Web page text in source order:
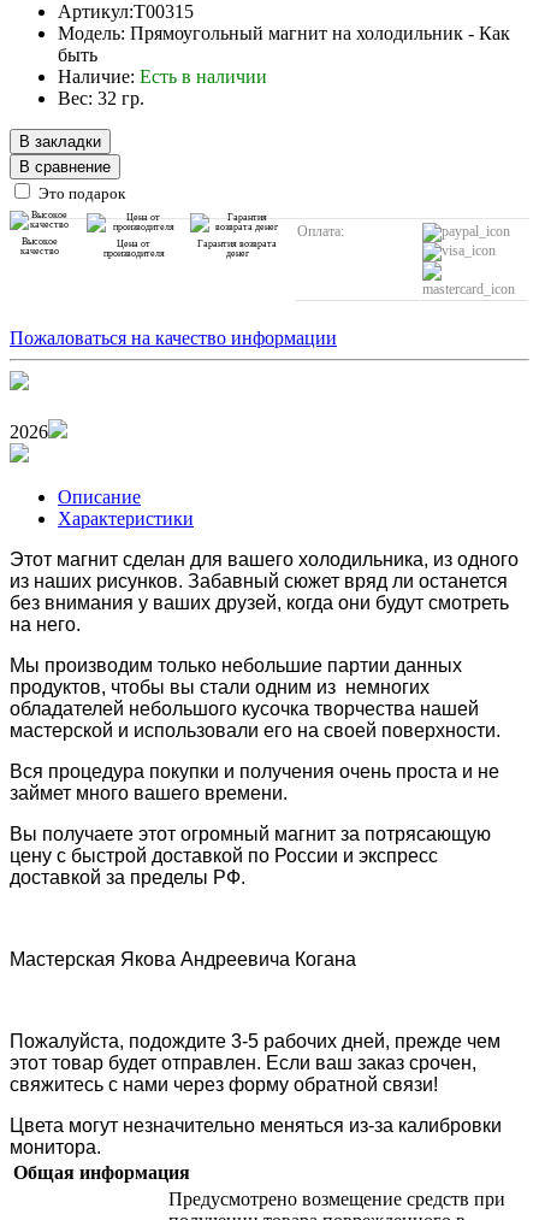
Артикул:T00315
Модель: Прямоугольный магнит на холодильник - Как
быть
Наличие: Есть в наличии
Вес: 32 гр.
В закладки
В сравнение
Это подарок
Высокое
качество
Цена от
производителя
Гарантия возврата
денег
Оплата:
Пожаловаться на качество информации
2026
Описание
Характеристики
Этот магнит сделан для вашего холодильника, из одного
из наших рисунков. Забавный сюжет вряд ли останется
без внимания у ваших друзей, когда они будут смотреть
на него.
Мы производим только небольшие партии данных
продуктов, чтобы вы стали одним из немногих
обладателей небольшого кусочка творчества нашей
мастерской и использовали его на своей поверхности.
Вся процедура покупки и получения очень проста и не
займет много вашего времени.
Вы получаете этот огромный магнит за потрясающую
цену с быстрой доставкой по России и экспресс
доставкой за пределы РФ.
Мастерская Якова Андреевича Когана
Пожалуйста, подождите 3-5 рабочих дней, прежде чем
этот товар будет отправлен. Если ваш заказ срочен,
свяжитесь с нами через форму обратной связи!
Цвета могут незначительно меняться из-за калибровки
монитора.
Общая информация
Предусмотрено возмещение средств при